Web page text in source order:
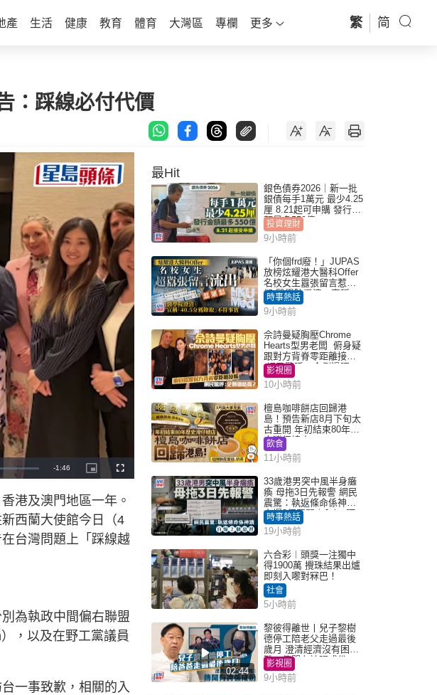
產 生活 健康 教育 體育 大灣區 專欄 更多 繁 简
：踩線必付代價
R
a
n
g
i
-1:46
P
i
u
e
n
-
F
u
s
e
n
港及澳門地區一年。
西蘭大使館今日（4
台灣問題上「踩線越
為執政中間偏右聯盟
，以及在野工黨議員
一事致歉，相關的入
最Hit
銀色債券2026｜新一批
銀債每手1萬元 最少4.25
厘 8.21起可申購 發行金
額最多550億
投資理財
9小時前
「你個frd廢！」JUPAS
放榜炫耀港大醫科Offer
名校女生囂張留言惹眾
怒 醫學院澄清：宣稱
「40.5分獲錄取」不符事
實｜Juicy叮
時事熱話
9小時前
佘詩曼疑胸壓Chrome
Hearts型男老闆 俯身疑
跟對方背脊零距離接觸
網民驚呼：企側邊唔
得？
影視圈
10小時前
檀島咖啡餅店回歸港
島！預告新店8月下旬太
古重開 年初結束80年歷
史灣仔總店
飲食
11小時前
33歲港男突中風半身癱
瘓 母拖3日先報警 網民
震驚：執返條命係神蹟
自爆2個惡習｜Juicy叮
時事熱話
19小時前
六合彩︱頭獎一注獨中
得1900萬 攪珠結果出爐
即刻入嚟對冧巴！
社會
5小時前
02:44
黎彼得離世丨兒子黎樹
德停工陪老父走過最後
歲月 澄清經濟沒有困
難：傳聞有誇張成份
影視圈
9小時前